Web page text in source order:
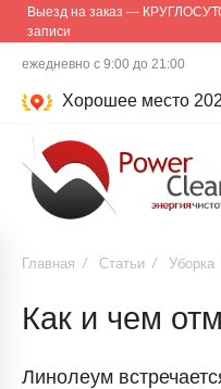
Выезд на заказ —
записи
ежедневно с 9:00 до 21:00
Хорошее место
Главная / Статьи / Уборка
Как и чем
Линолеум